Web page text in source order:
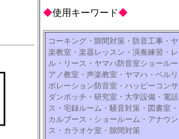
◆使用キーワード◆
コーキング・隙間対策・防音工事・
楽教室・楽器レッスン・演奏練習・
ル・リース・ヤマハ防音室ショール
アノ教室・声楽教室・ヤマハ・ベル
ポレーション防音室・ハッピーコン
ダンボッチ・研究室・大学設備・電
ス・宅録ルーム・騒音対策・図書室
カルブース・ショールーム・アナウ
ス・カラオケ室・隙間対策